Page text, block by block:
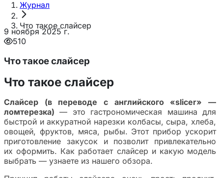
Журнал
Что такое слайсер
9 ноября 2025 г.
510
Что такое слайсер
Что такое слайсер
Слайсер (в переводе с английского «slicer» —
ломтерезка) — это гастрономическая машина для
быстрой и аккуратной нарезки колбасы, сыра, хлеба,
овощей, фруктов, мяса, рыбы. Этот прибор ускорит
приготовление закусок и позволит привлекательно
их оформить. Как работает слайсер и какую модель
выбрать — узнаете из нашего обзора.